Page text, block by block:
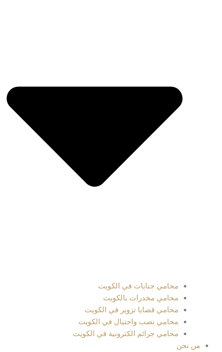
محامي جنايات في الكويت
محامي مخدرات بالكويت
محامي قضايا تزوير في الكويت
محامي نصب واحتيال في الكويت
محامي جرائم الكترونية في الكويت
من نحن